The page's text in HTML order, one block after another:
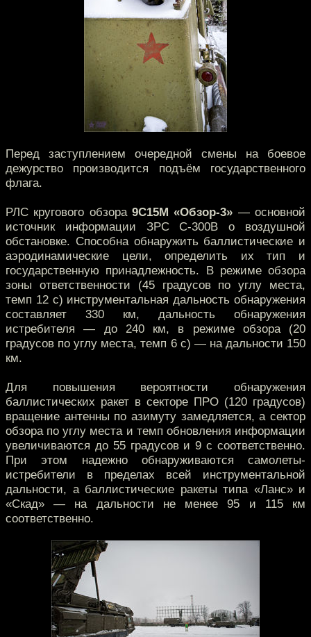
Перед заступлением очередной смены на боевое
дежурство производится подъём государственного
флага.
РЛС кругового обзора 9С15М «Обзор-3» — основной
источник информации ЗРС С-300В о воздушной
обстановке. Способна обнаружить баллистические и
аэродинамические цели, определить их тип и
государственную принадлежность. В режиме обзора
зоны ответственности (45 градусов по углу места,
темп 12 с) инструментальная дальность обнаружения
составляет 330 км, дальность обнаружения
истребителя — до 240 км, в режиме обзора (20
градусов по углу места, темп 6 с) — на дальности 150
км.
Для повышения вероятности обнаружения
баллистических ракет в секторе ПРО (120 градусов)
вращение антенны по азимуту замедляется, а сектор
обзора по углу места и темп обновления информации
увеличиваются до 55 градусов и 9 с соответственно.
При этом надежно обнаруживаются самолеты-
истребители в пределах всей инструментальной
дальности, а баллистические ракеты типа «Ланс» и
«Скад» — на дальности не менее 95 и 115 км
соответственно.